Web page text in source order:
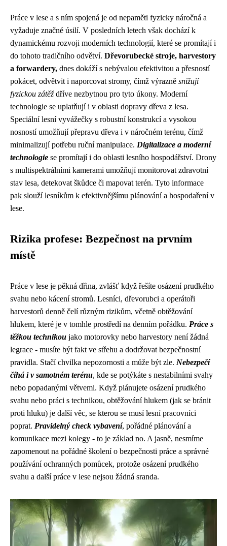
Práce v lese a s ním spojená je od nepaměti fyzicky náročná a
vyžaduje značné úsilí. V posledních letech však dochází k
dynamickému rozvoji moderních technologií, které se promítají i
do tohoto tradičního odvětví. Dřevorubecké stroje, harvestory
a forwardery, dnes dokáží s nebývalou efektivitou a přesností
pokácet, odvětvit i naporcovat stromy, čímž výrazně snižují
fyzickou zátěždříve nezbytnou pro tyto úkony. Moderní
technologie se uplatňují i v oblasti dopravy dřeva z lesa.
Speciální lesní vyvážečky s robustní konstrukcí a vysokou
nosností umožňují přepravu dřeva i v náročném terénu, čímž
minimalizují potřebu ruční manipulace. Digitalizace a moderní
technologie se promítají i do oblasti lesního hospodářství. Drony
s multispektrálními kamerami umožňují monitorovat zdravotní
stav lesa, detekovat škůdce či mapovat terén. Tyto informace
pak slouží lesníkům k efektivnějšímu plánování a hospodaření v
lese.
Rizika profese: Bezpečnost na prvním
místě
Práce v lese je pěkná dřina, zvlášť když řešíte osázení prudkého
svahu nebo kácení stromů. Lesníci, dřevorubci a operátoři
harvestorů denně čelí různým rizikům, včetně obtěžování
hlukem, které je v tomhle prostředí na denním pořádku. Práce s
těžkou technikou jako motorovky nebo harvestory není žádná
legrace - musíte být fakt ve střehu a dodržovat bezpečnostní
pravidla. Stačí chvilka nepozornosti a může být zle. Nebezpečí
číhá i v samotném terénu, kde se potýkáte s nestabilními svahy
nebo popadanými větvemi. Když plánujete osázení prudkého
svahu nebo práci s technikou, obtěžování hlukem (jak se bránit
proti hluku) je další věc, se kterou se musí lesní pracovníci
poprat. Pravidelný check vybavení, pořádné plánování a
komunikace mezi kolegy - to je základ no. A jasně, nesmíme
zapomenout na pořádné školení o bezpečnosti práce a správné
používání ochranných pomůcek, protože osázení prudkého
svahu a další práce v lese nejsou žádná sranda.